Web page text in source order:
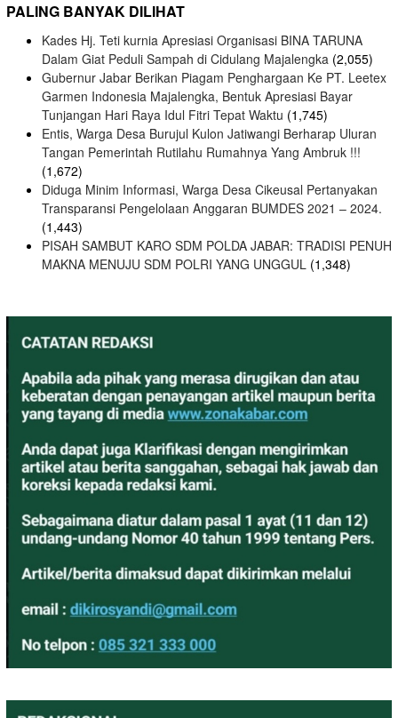
PALING BANYAK DILIHAT
Kades Hj. Teti kurnia Apresiasi Organisasi BINA TARUNA
Dalam Giat Peduli Sampah di Cidulang Majalengka (2,055)
Gubernur Jabar Berikan Piagam Penghargaan Ke PT. Leetex
Garmen Indonesia Majalengka, Bentuk Apresiasi Bayar
Tunjangan Hari Raya Idul Fitri Tepat Waktu (1,745)
Entis, Warga Desa Burujul Kulon Jatiwangi Berharap Uluran
Tangan Pemerintah Rutilahu Rumahnya Yang Ambruk !!!
(1,672)
Diduga Minim Informasi, Warga Desa Cikeusal Pertanyakan
Transparansi Pengelolaan Anggaran BUMDES 2021 – 2024.
(1,443)
PISAH SAMBUT KARO SDM POLDA JABAR: TRADISI PENUH
MAKNA MENUJU SDM POLRI YANG UNGGUL (1,348)